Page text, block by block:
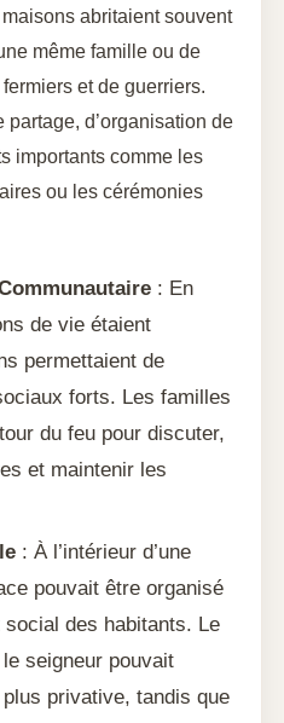
abritaient souvent
même famille ou de
et de guerriers.
d’organisation de
importants comme les
ou les cérémonies
: En
de vie étaient
permettaient de
forts. Les familles
du feu pour discuter,
et maintenir les
: À l’intérieur d’une
pouvait être organisé
des habitants. Le
seigneur pouvait
plus privative, tandis que